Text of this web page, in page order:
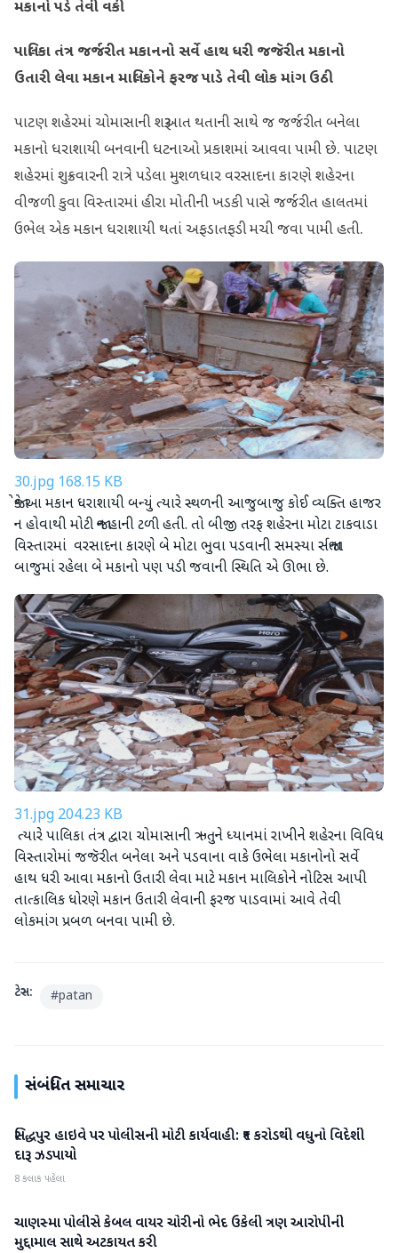
મકાનો પડે તેવી વકી
પાલિકા તંત્ર જર્જરીત મકાનનો સર્વે હાથ ધરી જજૅરીત મકાનો
ઉતારી લેવા મકાન માલિકોને ફરજ પાડે તેવી લોક માંગ ઉઠી
પાટણ શહેરમાં ચોમાસાની શરૂઆત થતાની સાથે જ જર્જરીત બનેલા
મકાનો ધરાશાયી બનવાની ધટનાઓ પ્રકાશમાં આવવા પામી છે. પાટણ
શહેરમાં શુક્રવારની રાત્રે પડેલા મુશળધાર વરસાદના કારણે શહેરના
વીજળી કુવા વિસ્તારમાં હીરા મોતીની ખડકી પાસે જર્જરીત હાલતમાં
ઉભેલ એક મકાન ધરાશાયી થતાં અફડાતફડી મચી જવા પામી હતી.
30.jpg 168.15 KB
જોકે આ મકાન ધરાશાયી બન્યું ત્યારે સ્થળની આજુબાજુ કોઈ વ્યક્તિ હાજર
ન હોવાથી મોટી જાન હાની ટળી હતી. તો બીજી તરફ શહેરના મોટા ટાકવાડા
વિસ્તારમાં વરસાદના કારણે બે મોટા ભુવા પડવાની સમસ્યા સર્જાતા
બાજુમાં રહેલા બે મકાનો પણ પડી જવાની સ્થિતિ એ ઊભા છે.
31.jpg 204.23 KB
ત્યારે પાલિકા તંત્ર દ્વારા ચોમાસાની ઋતુને ધ્યાનમાં રાખીને શહેરના વિવિધ
વિસ્તારોમાં જજૅરીત બનેલા અને પડવાના વાકે ઉભેલા મકાનોનો સર્વે
હાથ ધરી આવા મકાનો ઉતારી લેવા માટે મકાન માલિકોને નોટિસ આપી
તાત્કાલિક ધોરણે મકાન ઉતારી લેવાની ફરજ પાડવામાં આવે તેવી
લોકમાંગ પ્રબળ બનવા પામી છે.
ટેગ્સ: #patan
સંબંધિત સમાચાર
પાટણ
સિદ્ધપુર હાઇવે પર પોલીસની મોટી કાર્યવાહી: ₹૧ કરોડથી વધુનો વિદેશી
દારૂ ઝડપાયો
8 કલાક પહેલા
પાટણ
ચાણસ્મા પોલીસે કેબલ વાયર ચોરીનો ભેદ ઉકેલી ત્રણ આરોપીની
મુદ્દામાલ સાથે અટકાયત કરી